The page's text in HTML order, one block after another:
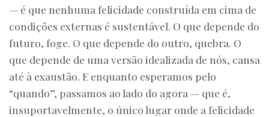
— é que nenhuma felicidade construída em cima de
condições externas é sustentável. O que depende do
futuro, foge. O que depende do outro, quebra. O
que depende de uma versão idealizada de nós, cansa
até à exaustão. E enquanto esperamos pelo
“quando”, passamos ao lado do agora — que é,
insuportavelmente, o único lugar onde a felicidade